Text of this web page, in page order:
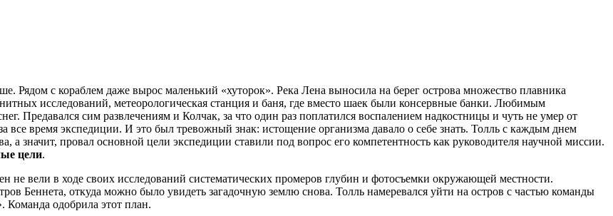
Рядом с кораблем даже вырос маленький «хуторок». Река Лена выносила на берег острова множество плавника
исследований, метеорологическая станция и баня, где вместо шаек были консервные банки. Любимым
Предавался сим развлечениям и Колчак, за что один раз поплатился воспалением надкостницы и чуть не умер от
все время экспедиции. И это был тревожный знак: истощение организма давало о себе знать. Толль с каждым днем
а значит, провал основной цели экспедиции ставили под вопрос его компетентность как руководителя научной миссии.
цели.
не вели в ходе своих исследований систематических промеров глубин и фотосъемки окружающей местности.
Беннета, откуда можно было увидеть загадочную землю снова. Толль намеревался уйти на остров с частью команды
Команда одобрила этот план.